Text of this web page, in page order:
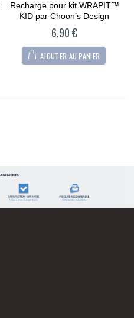
0
out
of
Recharge pour kit WRAPIT™
KID par Choon’s Design
6,90€
AJOUTER AU PANIER